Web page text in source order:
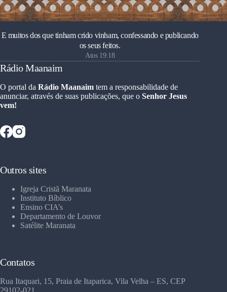
E muitos dos que tinham crido vinham, confessando e publicando
os seus feitos.
Atos 19:18
Rádio Maanaim
O portal da Rádio Maanaim tem a responsabilidade de
anunciar, através de suas publicações, que o Senhor Jesus
vem!
Outros sites
Igreja Cristã Maranata
Instituto Bíblico
Ensino CIA’s
Departamento de Louvor
Satélite Maranata
Contatos
Rua Itaquari, 15, Praia de Itaparica, Vila Velha – ES, CEP
29102-021